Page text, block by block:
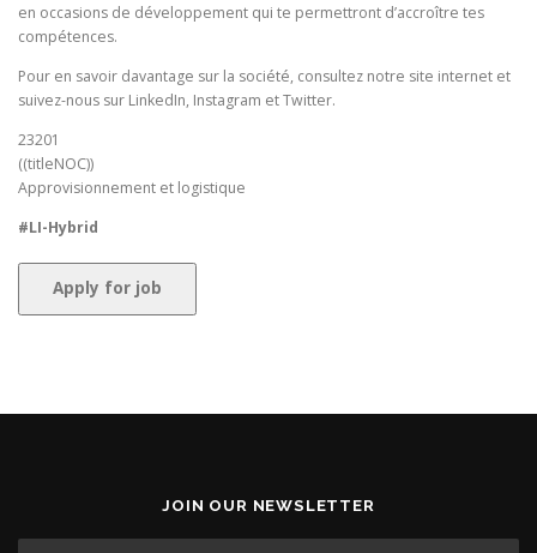
en occasions de développement qui te permettront d’accroître tes
compétences.
Pour en savoir davantage sur la société, consultez notre site internet et
suivez-nous sur LinkedIn, Instagram et Twitter.
23201
((titleNOC))
Approvisionnement et logistique
#LI-Hybrid
JOIN OUR NEWSLETTER